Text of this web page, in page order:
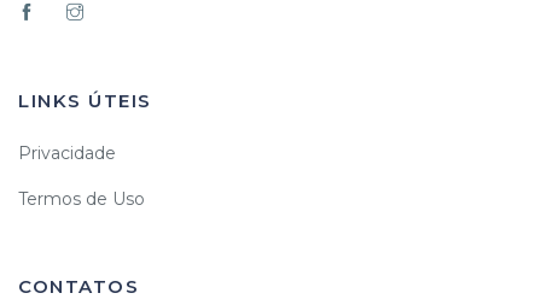
LINKS ÚTEIS
Privacidade
Termos de Uso
CONTATOS